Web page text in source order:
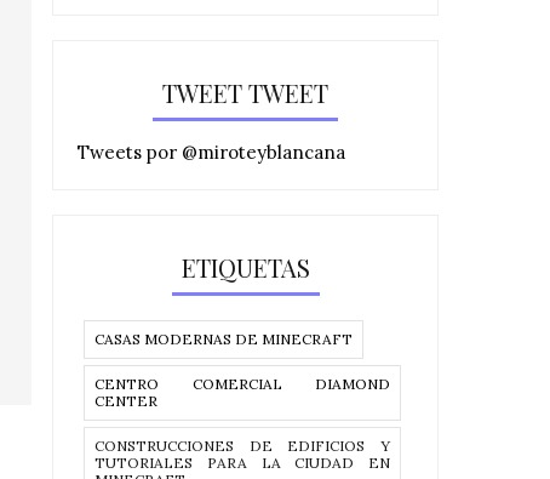
TWEET TWEET
Tweets por @miroteyblancana
ETIQUETAS
CASAS MODERNAS DE MINECRAFT
CENTRO COMERCIAL DIAMOND
CENTER
CONSTRUCCIONES DE EDIFICIOS Y
TUTORIALES PARA LA CIUDAD EN